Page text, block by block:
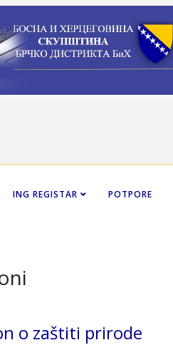
ING REGISTAR POTPORE
o zaštiti prirode